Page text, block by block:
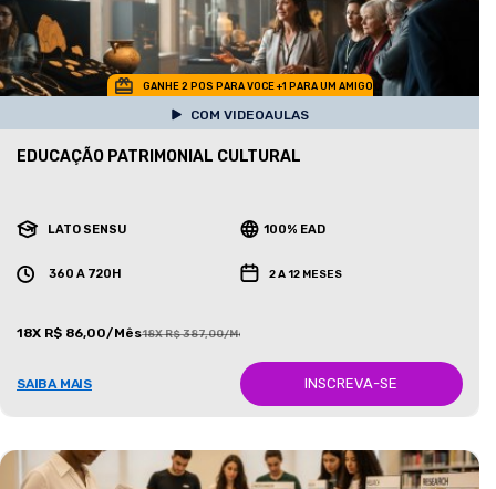
GANHE 2 POS PARA VOCE +1 PARA UM AMIGO
COM VIDEOAULAS
EDUCAÇÃO PATRIMONIAL CULTURAL
LATO SENSU 100% EAD
360 A 720H 2 A 12 MESES
18X R$ 86,00/Mês18X R$ 387,00/Mês
SAIBA MAIS INSCREVA-SE